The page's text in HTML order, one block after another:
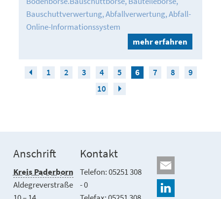
Bauschuttverwertung Abfallverwertung Abfall-
Online-Informationssystem
mehr erfahren
1 2 3 4 5 6 7 8
9
10
Anschrift
Kreis Paderborn
Aldegreverstraße
Kontakt
Telefon: 05251 308
- 0